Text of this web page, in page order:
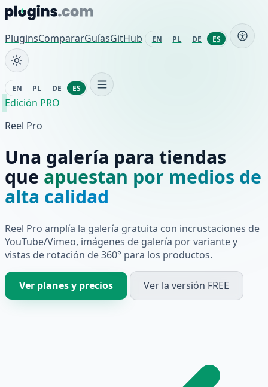
Saltar al contenido
PluginsCompararGuíasGitHub EN PL DE ES
EN PL DE ES
Edición PRO
Reel Pro
Una galería para tiendas
que apuestan por medios de
alta calidad
Reel Pro amplía la galería gratuita con incrustaciones de
YouTube/Vimeo, imágenes de galería por variante y
vistas de rotación de 360° para los productos.
Ver planes y precios Ver la versión FREE